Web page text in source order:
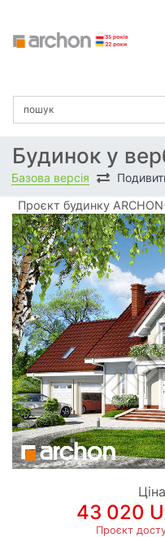
Будинок у
Базова версія
Проєкт будинку
43 020
Проєкт